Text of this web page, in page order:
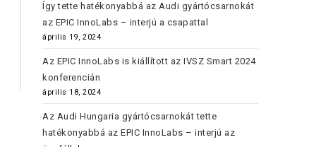
Így tette hatékonyabbá az Audi gyártócsarnokát
az EPIC InnoLabs – interjú a csapattal
április 19, 2024
Az EPIC InnoLabs is kiállított az IVSZ Smart 2024
konferencián
április 18, 2024
Az Audi Hungaria gyártócsarnokát tette
hatékonyabbá az EPIC InnoLabs – interjú az